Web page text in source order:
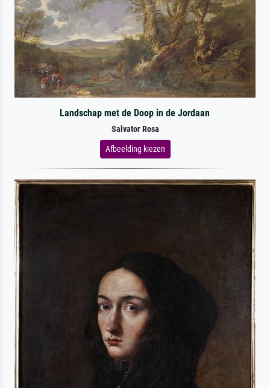
Landschap met de Doop in de Jordaan
Salvator Rosa
Afbeelding kiezen